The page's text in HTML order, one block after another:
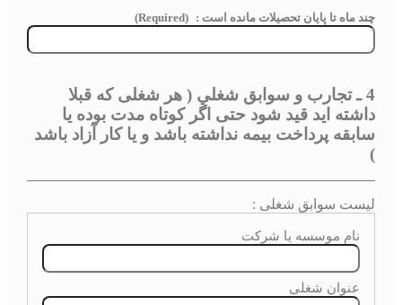
چند ماه تا پایان تحصیلات مانده است : (Required)
4 ـ تجارب و سوابق شغلي ( هر شغلی که قبلا
داشته اید قید شود حتی اگر کوتاه مدت بوده یا
سابقه پرداخت بیمه نداشته باشد و یا کار آزاد باشد
)
لیست سوابق شغلی :